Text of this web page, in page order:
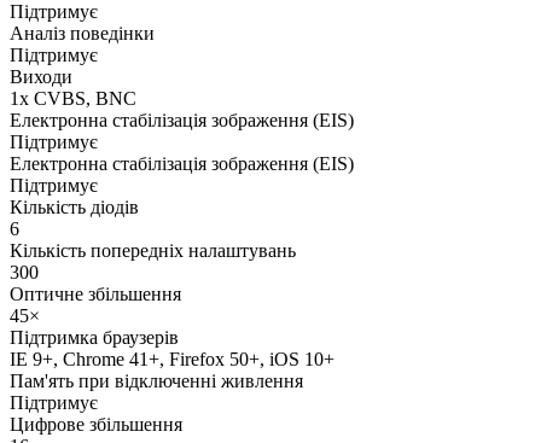
Підтримує
Аналіз поведінки
Підтримує
Виходи
1х CVBS, BNC
Електронна стабілізація зображення (EIS)
Підтримує
Електронна стабілізація зображення (EIS)
Підтримує
Кількість діодів
6
Кількість попередніх налаштувань
300
Оптичне збільшення
45×
Підтримка браузерів
IE 9+, Chrome 41+, Firefox 50+, iOS 10+
Пам'ять при відключенні живлення
Підтримує
Цифрове збільшення